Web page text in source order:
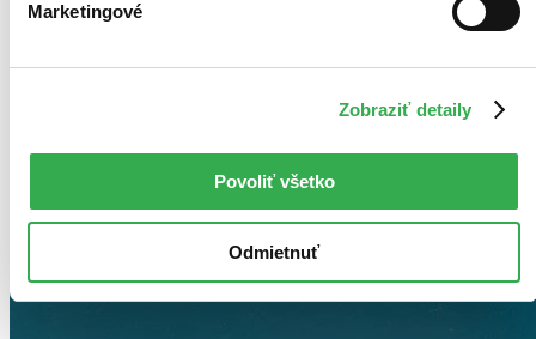
Marketingové
Zobraziť detaily
Povoliť všetko
Odmietnuť